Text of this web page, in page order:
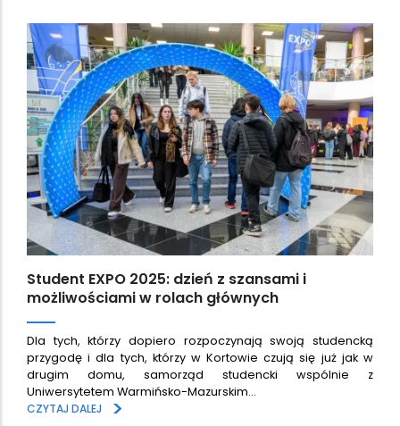
Student EXPO 2025: dzień z szansami i
możliwościami w rolach głównych
Dla tych, którzy dopiero rozpoczynają swoją studencką
przygodę i dla tych, którzy w Kortowie czują się już jak w
drugim domu, samorząd studencki wspólnie z
Uniwersytetem Warmińsko-Mazurskim…
CZYTAJ DALEJ
>